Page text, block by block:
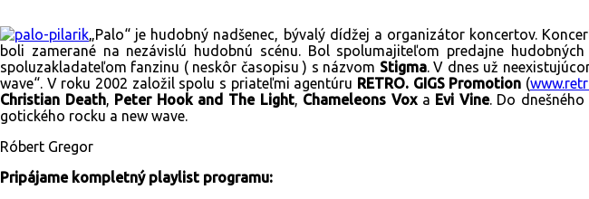
„Palo“ je hudobný nadšenec, bývalý dídžej a organizátor koncertov.
boli zamerané na nezávislú hudobnú scénu. Bol spolumajiteľom predajne
spoluzakladateľom fanzinu ( neskôr časopisu ) s názvom Stigma. V dnes už
wave“. V roku 2002 založil spolu s priateľmi agentúru RETRO. GIGS Promotion (
Christian Death, Peter Hook and The Light, Chameleons Voxa Evi Vine. Do
gotického rocku a new wave.
Róbert Gregor
Pripájame kompletný playlist programu: